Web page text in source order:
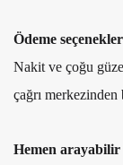
Ödeme
Nakit ve çoğu
çağrı
Hemen arayabilir